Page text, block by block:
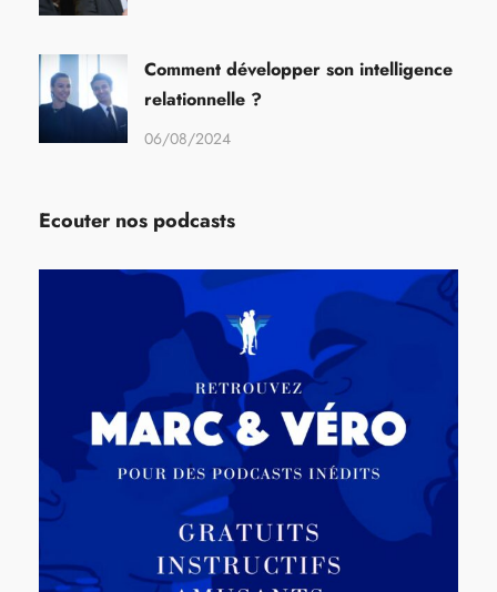
Comment développer son intelligence
relationnelle ?
06/08/2024
Ecouter nos podcasts